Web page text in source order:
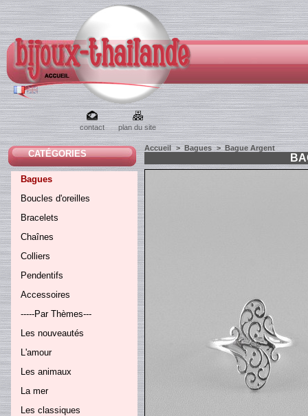
contact plan du site
CATÉGORIES
Bagues
Boucles d'oreilles
Bracelets
Chaînes
Colliers
Pendentifs
Accessoires
-----Par Thèmes---
Les nouveautés
L'amour
Les animaux
La mer
Les classiques
Accueil > Bagues > Bague Argent